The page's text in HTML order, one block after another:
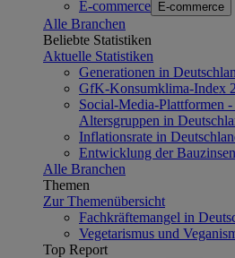
E-commerce E-commerce
Alle Branchen
Beliebte Statistiken
Aktuelle Statistiken
Generationen in
GfK-Konsumklima-Index
Social-Media-Plattformen
Altersgruppen in
Inflationsrate in
Entwicklung der
Alle Branchen
Themen
Zur Themenübersicht
Fachkräftemangel in
Vegetarismus und
Top Report